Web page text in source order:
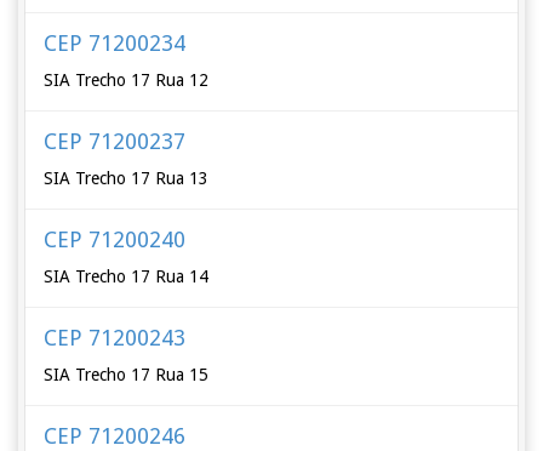
CEP 71200234
SIA Trecho 17 Rua 12
CEP 71200237
SIA Trecho 17 Rua 13
CEP 71200240
SIA Trecho 17 Rua 14
CEP 71200243
SIA Trecho 17 Rua 15
CEP 71200246